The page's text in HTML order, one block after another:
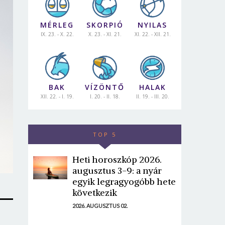
MÉRLEG
IX. 23. - X. 22.
SKORPIÓ
X. 23. - XI. 21.
NYILAS
XI. 22. - XII. 21.
BAK
XII. 22. - I. 19.
VÍZÖNTŐ
I. 20. - II. 18.
HALAK
II. 19. - III. 20.
TOP 5
Heti horoszkóp 2026.
augusztus 3-9: a nyár
egyik legragyogóbb hete
következik
2026. AUGUSZTUS 02.